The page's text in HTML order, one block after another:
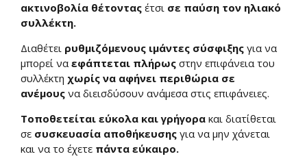
ακτινοβολία θέτοντας έτσι σε παύση τον ηλιακό
συλλέκτη.
Διαθέτει ρυθμιζόμενους ιμάντες σύσφιξης για να
μπορεί ναεφάπτεται πλήρως στην επιφάνεια του
συλλέκτη χωρίς να αφήνει περιθώρια σε
ανέμους να διεισδύσουν ανάμεσα στις επιφάνειες.
Τοποθετείται εύκολα και γρήγορα και διατίθεται
σε συσκευασία αποθήκευσης για να μην χάνεται
και να το έχετε πάντα εύκαιρο.